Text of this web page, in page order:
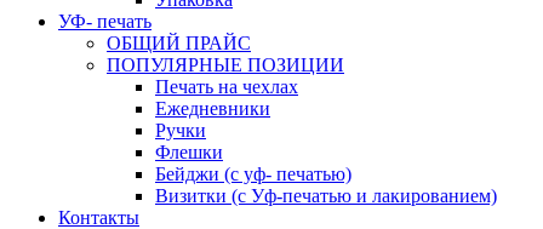
УФ- печать
ОБЩИЙ ПРАЙС
ПОПУЛЯРНЫЕ ПОЗИЦИИ
Печать на чехлах
Ежедневники
Ручки
Флешки
Бейджи (с уф- печатью)
Визитки (с Уф-печатью и лакированием)
Контакты